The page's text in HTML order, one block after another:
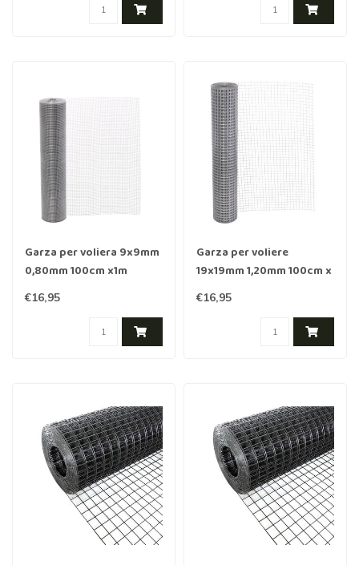
Garza per voliera 9x9mm
0,80mm 100cm x1m
acciaio inox
€16,95
Garza per voliere
19x19mm 1,20mm 100cm x
1mRVS
€16,95